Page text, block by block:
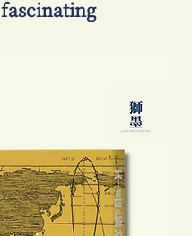
fascinating